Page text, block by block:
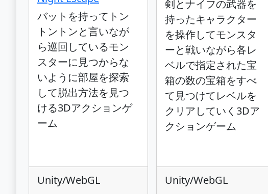
バットを持ってトン
トントンと言いなが
ら巡回しているモン
スターに見つからな
いように部屋を探索
して脱出方法を見つ
ける3Dアクションゲ
ーム
Unity/WebGL
剣とナイフの武器を
持ったキャラクター
を操作してモンスタ
ーと戦いながら各レ
ベルで指定された宝
箱の数の宝箱をすべ
て見つけてレベルを
クリアしていく3Dア
クションゲーム
Unity/WebGL